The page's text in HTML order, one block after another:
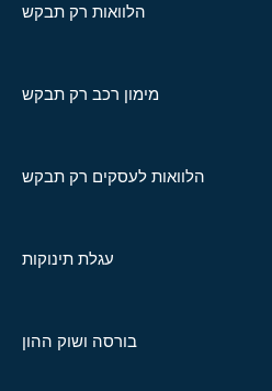
הלוואות רק תבקש
מימון רכב רק תבקש
הלוואות לעסקים רק תבקש
עגלת תינוקות
בורסה ושוק ההון